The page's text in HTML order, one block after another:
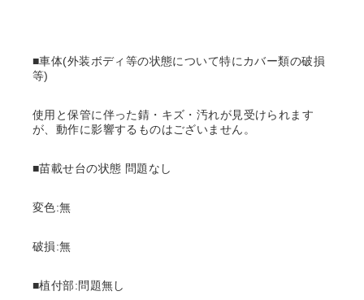
■車体(外装ボディ等の状態について特にカバー類の破損
等)
使用と保管に伴った錆・キズ・汚れが見受けられます
が、動作に影響するものはございません。
■苗載せ台の状態 問題なし
変色:無
破損:無
■植付部:問題無し